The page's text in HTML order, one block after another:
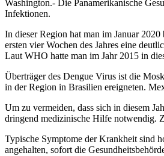
Washington.- Die Panamerikanische
Infektionen.
In dieser Region hat man im Januar
ersten vier Wochen des Jahres eine
Laut WHO hatte man im Jahr 2015 in
Überträger des Dengue Virus ist die
in der Region in Brasilien ereigneten.
Um zu vermeiden, dass sich in diesem
dringend medizinische Hilfe notwendig.
Typische Symptome der Krankheit sind
angehalten, sofort die